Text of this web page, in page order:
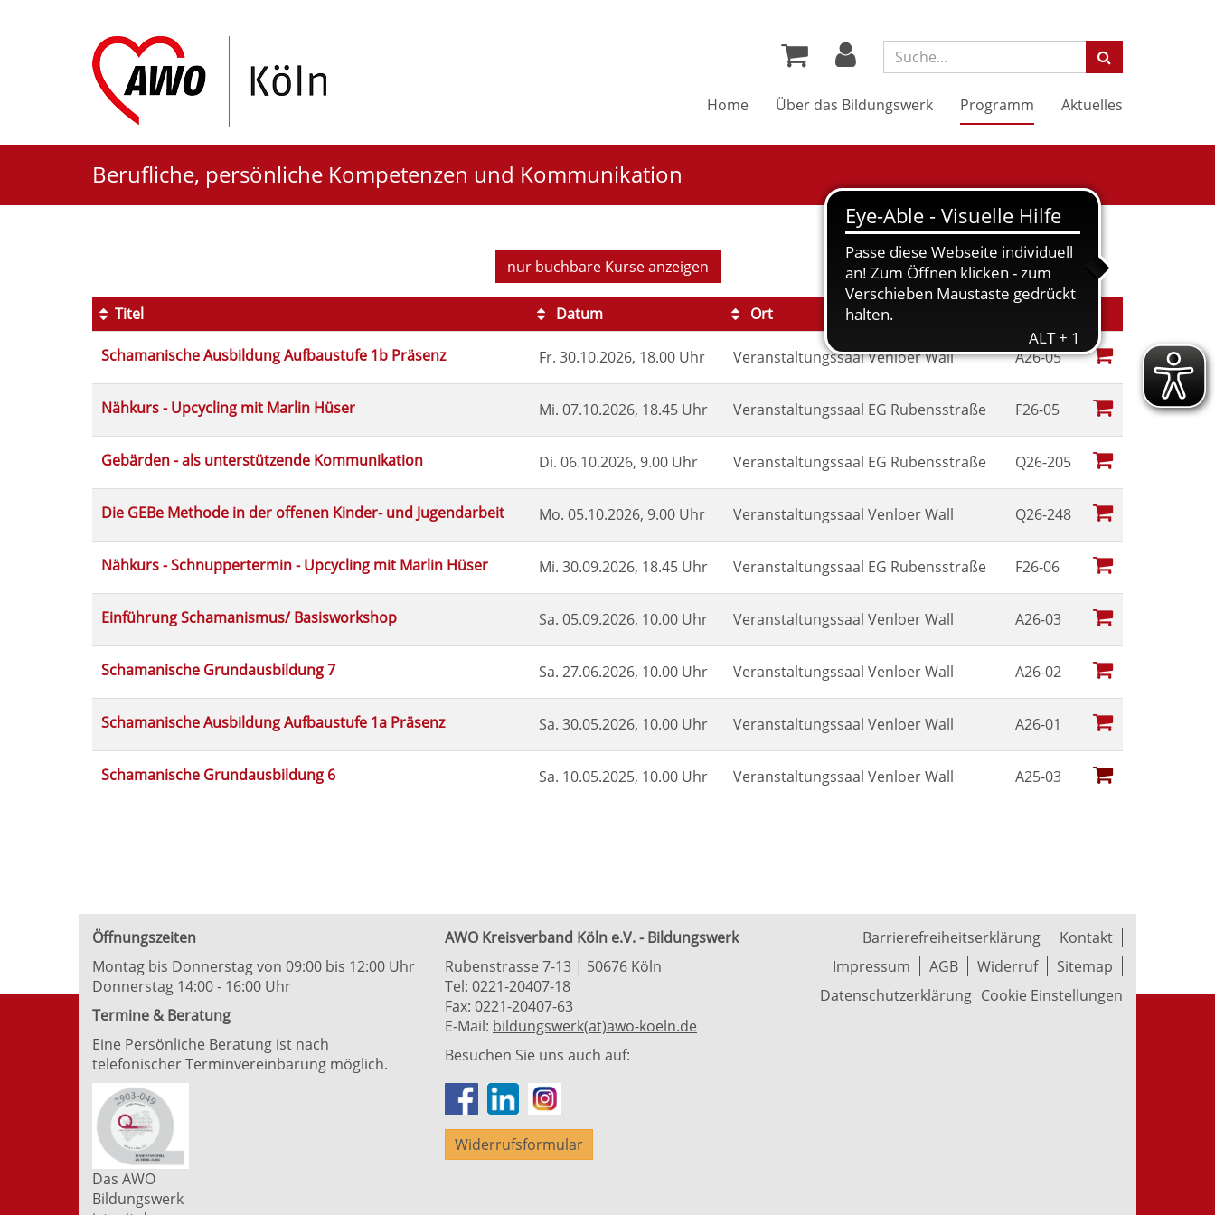
Suchbegriff:
Home Über das Bildungswerk Programm Aktuelles
Berufliche, persönliche Kompetenzen und Kommunikation
und
persönliche
Kompetenzen
und
Kommunikation
nur buchbareKurse anzeigen
Tabellenüberschriften
können
sortiert
werden.
Titel Datum Ort
Kursstatus
Schamanische Ausbildung Aufbaustufe 1b Präsenz
Fr. 30.10.2026, 18.00 Uhr Veranstaltungssaal Venloer Wall A26-05
Nähkurs - Upcycling mit Marlin Hüser Mi. 07.10.2026, 18.45 Uhr Veranstaltungssaal EG Rubensstraße F26-05
Gebärden - als unterstützende Kommunikation Di. 06.10.2026, 9.00 Uhr Veranstaltungssaal EG Rubensstraße Q26-205
Die GEBe Methode in der offenen Kinder- und Jugendarbeit Mo. 05.10.2026, 9.00 Uhr Veranstaltungssaal Venloer Wall Q26-248
Nähkurs - Schnuppertermin - Upcycling mit Marlin Hüser Mi. 30.09.2026, 18.45 Uhr Veranstaltungssaal EG Rubensstraße F26-06
Einführung Schamanismus/ Basisworkshop Sa. 05.09.2026, 10.00 Uhr Veranstaltungssaal Venloer Wall A26-03
Schamanische Grundausbildung 7 Sa. 27.06.2026, 10.00 Uhr Veranstaltungssaal Venloer Wall A26-02
Schamanische Ausbildung Aufbaustufe 1a Präsenz Sa. 30.05.2026, 10.00 Uhr Veranstaltungssaal Venloer Wall A26-01
Schamanische Grundausbildung 6 Sa. 10.05.2025, 10.00 Uhr Veranstaltungssaal Venloer Wall A25-03
Öffnungszeiten
Montag bis Donnerstag von 09:00 bis 12:00 Uhr
Donnerstag 14:00 - 16:00 Uhr
Termine & Beratung
Eine Persönliche Beratung ist nach
telefonischer Terminvereinbarung möglich.
Das AWO
Bildungswerk
AWO Kreisverband Köln e.V. - Bildungswerk
Rubenstrasse 7-13 | 50676 Köln
Tel: 0221-20407-18
Fax: 0221-20407-63
E-Mail: bildungswerk(at)awo-koeln.de
Besuchen Sie uns auch auf:
Widerrufsformular
Barrierefreiheitserklärung
Kontakt
Impressum
AGB Widerruf
Sitemap
Datenschutzerklärung Cookie Einstellungen